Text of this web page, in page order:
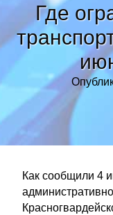
Где
Как сообщили 4
Тренды
»
Правила »
Контакт»